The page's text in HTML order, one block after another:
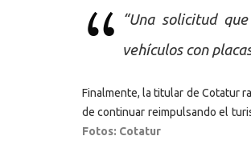
“Una solicitud
vehículos con
Finalmente, la titular de Cotatur
de continuar reimpulsando el
Fotos: Cotatur